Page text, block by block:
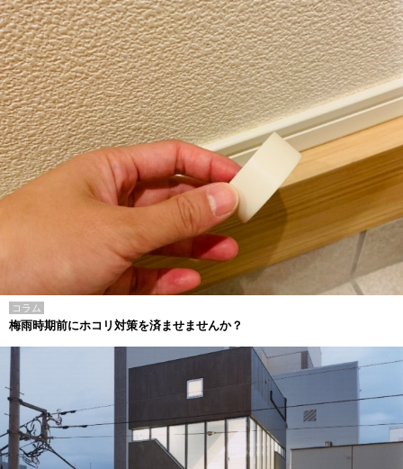
コラム
梅雨時期前にホコリ対策を済ませませんか？